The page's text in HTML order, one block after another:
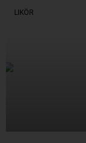
LIKÖR